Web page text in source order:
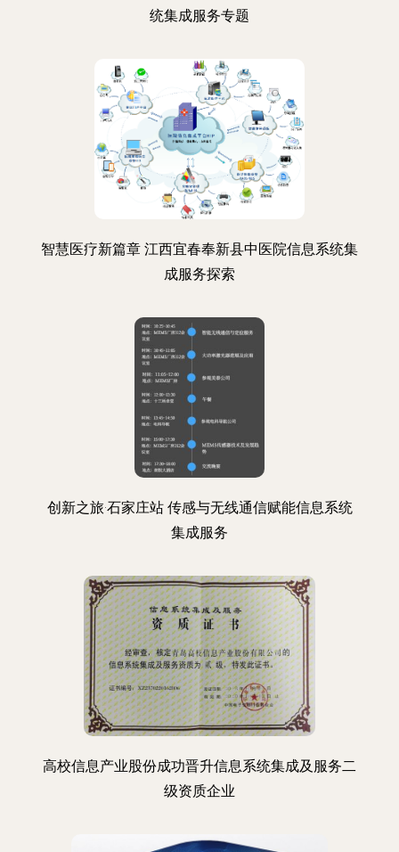
统集成服务专题
智慧医疗新篇章 江西宜春奉新县中医院信息系统集
成服务探索
创新之旅·石家庄站 传感与无线通信赋能信息系统
集成服务
高校信息产业股份成功晋升信息系统集成及服务二
级资质企业